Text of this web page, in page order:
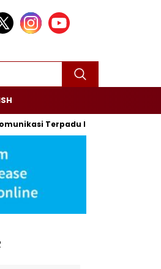
Terpadu Lewat Press Release